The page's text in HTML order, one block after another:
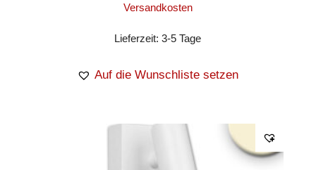
Versandkosten
Lieferzeit:3-5 Tage
Auf die Wunschliste setzen